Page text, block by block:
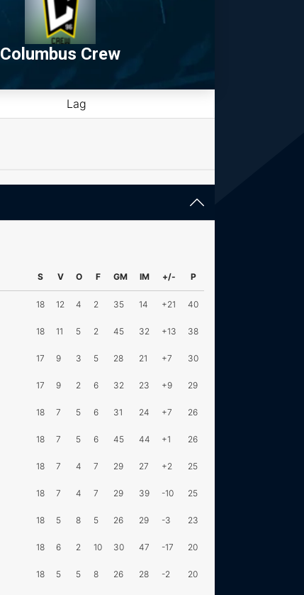
Columbus Crew
Lag
S V O F GM IM +/- P
18 12 4 2 35 14 +21 40
18 11 5 2 45 32 +13 38
17 9 3 5 28 21 +7 30
17 9 2 6 32 23 +9 29
18 7 5 6 31 24 +7 26
18 7 5 6 45 44 +1 26
18 7 4 7 29 27 +2 25
18 7 4 7 29 39 -10 25
18 5 8 5 26 29 -3 23
18 6 2 10 30 47 -17 20
18 5 5 8 26 28 -2 20